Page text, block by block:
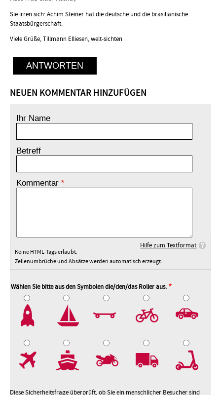
Sie irren sich: Achim Steiner hat die deutsche und die brasilianische
Staatsbürgerschaft.
Viele Grüße, Tillmann Elliesen, welt-sichten
ANTWORTEN
NEUEN KOMMENTAR HINZUFÜGEN
Ihr Name
Betreff
Kommentar
Hilfe zum Textformat
Keine HTML-Tags erlaubt.
Zeilenumbrüche und Absätze werden automatisch erzeugt.
Wählen Sie bitte aus den Symbolen die/den/das Roller aus.
Diese Sicherheitsfrage überprüft, ob Sie ein menschlicher Besucher sind